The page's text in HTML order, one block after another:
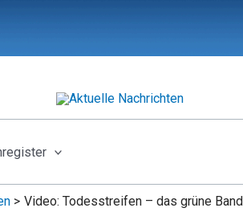
Video: Todesstreifen – das grüne